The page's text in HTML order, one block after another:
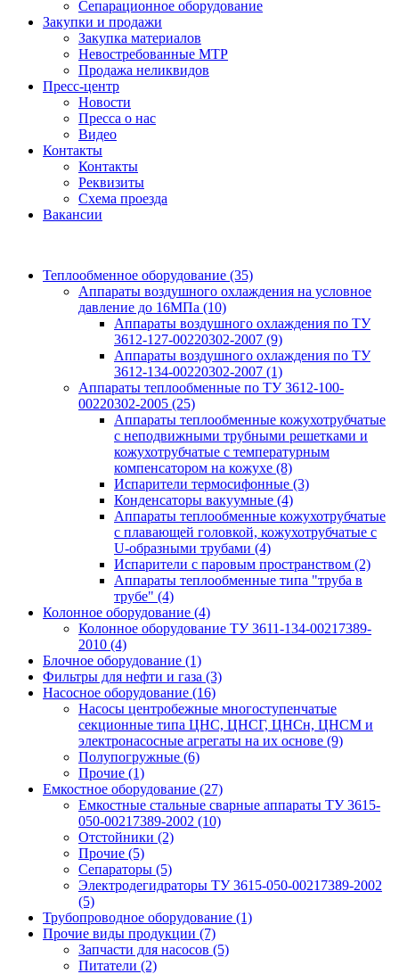
Сепарационное оборудование
Закупки и продажи
Закупка материалов
Невостребованные МТР
Продажа неликвидов
Пресс-центр
Новости
Пресса о нас
Видео
Контакты
Контакты
Реквизиты
Схема проезда
Вакансии
Теплообменное оборудование (35)
Аппараты воздушного охлаждения на условное
давление до 16МПа (10)
Аппараты воздушного охлаждения по ТУ
3612-127-00220302-2007 (9)
Аппараты воздушного охлаждения по ТУ
3612-134-00220302-2007 (1)
Аппараты теплообменные по ТУ 3612-100-
00220302-2005 (25)
Аппараты теплообменные кожухотрубчатые
с неподвижными трубными решетками и
кожухотрубчатые с температурным
компенсатором на кожухе (8)
Испарители термосифонные (3)
Конденсаторы вакуумные (4)
Аппараты теплообменные кожухотрубчатые
с плавающей головкой, кожухотрубчатые с
U-образными трубами (4)
Испарители с паровым пространством (2)
Аппараты теплообменные типа "труба в
трубе" (4)
Колонное оборудование (4)
Колонное оборудование ТУ 3611-134-00217389-
2010 (4)
Блочное оборудование (1)
Фильтры для нефти и газа (3)
Насосное оборудование (16)
Насосы центробежные многоступенчатые
секционные типа ЦНС, ЦНСГ, ЦНСн, ЦНСМ и
электронасосные агрегаты на их основе (9)
Полупогружные (6)
Прочие (1)
Емкостное оборудование (27)
Емкостные стальные сварные аппараты ТУ 3615-
050-00217389-2002 (10)
Отстойники (2)
Прочие (5)
Сепараторы (5)
Электродегидраторы ТУ 3615-050-00217389-2002
(5)
Трубопроводное оборудование (1)
Прочие виды продукции (7)
Запчасти для насосов (5)
Питатели (2)